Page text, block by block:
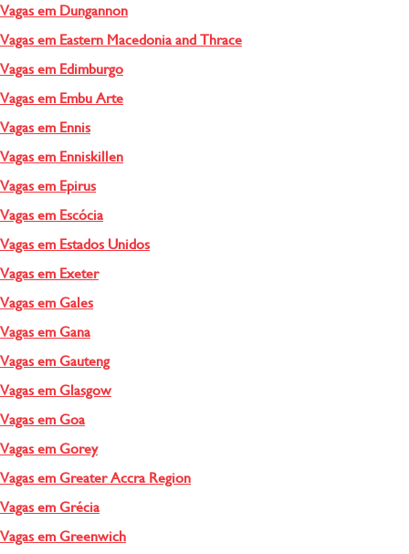
Vagas em Dungannon
Vagas em Eastern Macedonia and Thrace
Vagas em Edimburgo
Vagas em Embu Arte
Vagas em Ennis
Vagas em Enniskillen
Vagas em Epirus
Vagas em Escócia
Vagas em Estados Unidos
Vagas em Exeter
Vagas em Gales
Vagas em Gana
Vagas em Gauteng
Vagas em Glasgow
Vagas em Goa
Vagas em Gorey
Vagas em Greater Accra Region
Vagas em Grécia
Vagas em Greenwich